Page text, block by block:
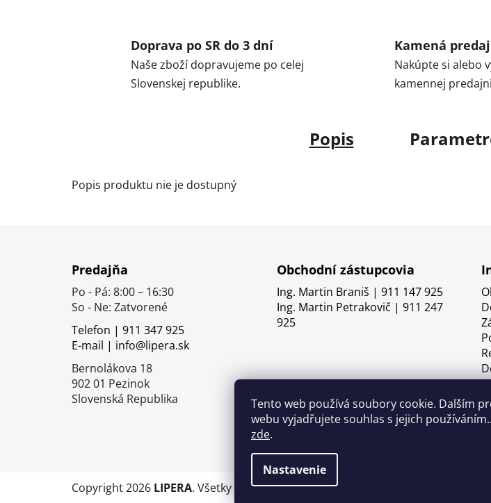
Tento web používá soubory cookie. Dalším
webu vyjadřujete souhlas s jejich
zde.
Nastavenie
Doprava po SR do 3 dní
Naše zboží dopravujeme po celej
Slovenskej republike.
Kamená
Nakúpte si alebo
kamennej
Popis
Popis produktu nie je dostupný
Predajňa
Po - Pá: 8:00 – 16:30
So - Ne: Zatvorené
Telefon | 911 347 925
E-mail | info@lipera.sk
Bernolákova 18
902 01 Pezinok
Slovenská Republika
Obchodní zástupcovia
Ing. Martin Braniš | 911 147 925
Ing. Martin Petrakovič | 911 247
925
Copyright 2026 LIPERA. Všetky práva vyhradené.